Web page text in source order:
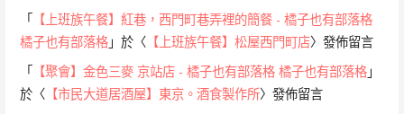
「 【上班族午餐】紅巷，西門町巷弄裡的簡餐 - 橘子也有部落格
橘子也有部落格 」於〈 【上班族午餐】松屋西門町店〉發佈留言
「 【聚會】金色三麥 京站店 - 橘子也有部落格 橘子也有部落格 」
於〈 【市民大道居酒屋】東京。酒食製作所〉發佈留言